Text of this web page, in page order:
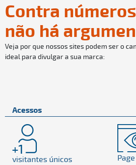
Contra
não há
Veja por que nossos sites podem ser o
ideal para divulgar a sua marca:
Acessos
visitantes únicos